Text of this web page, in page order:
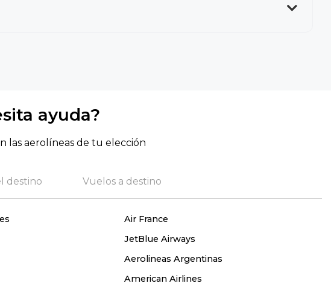
ayuda?
las aerolíneas de tu elección
destino Vuelos a destino
Air France
JetBlue Airways
Aerolineas Argentinas
American Airlines